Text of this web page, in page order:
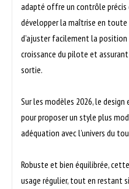
adapté offre un contrôle précis
développer la maîtrise en
d’ajuster facilement la
croissance du pilote et
sortie.
Sur les modèles 2026, le
pour proposer un style plus
adéquation avec l’univers du
Robuste et bien équilibrée,
usage régulier, tout en restant